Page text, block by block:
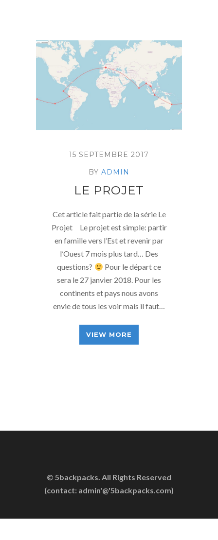
15 SEPTEMBRE 2017
BY ADMIN
LE PROJET
Cet article fait partie de la série Le
Projet Le projet est simple: partir
en famille vers l’Est et revenir par
l’Ouest 7 mois plus tard… Des
questions?
Pour le départ ce
sera le 27 janvier 2018. Pour les
continents et pays nous avons
envie de tous les voir mais il faut…
VIEW MORE
© 5backpacks. All Rights Reserved
(contact: admin'@'5backpacks.com)